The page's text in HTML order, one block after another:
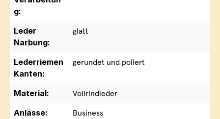
g:
Leder
Narbung:
glatt
Lederriemen
Kanten:
gerundet und poliert
Material:
Vollrindleder
Anlässe:
Business